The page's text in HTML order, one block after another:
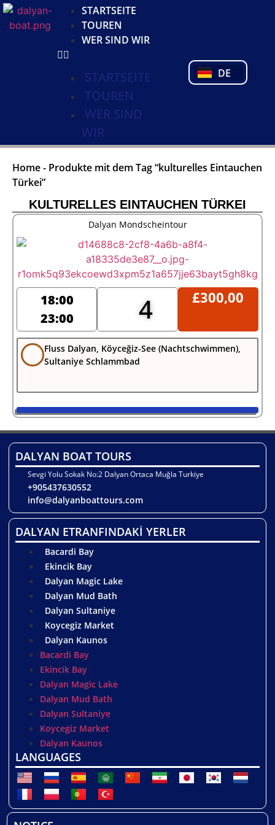
STARTSEITE
TOUREN
WER SIND WIR
STARTSEITE
TOUREN
WER SIND
WIR
DE
PT
TR
Home- Produkte mit dem Tag “kulturelles Eintauchen
Türkei”
KULTURELLES EINTAUCHEN TÜRKEI
Dalyan Mondscheintour
18:00
23:00
4 £300,00
Fluss Dalyan, Köyceğiz-See (Nachtschwimmen),
Sultaniye Schlammbad
DALYAN BOAT TOURS
Sevgi Yolu Sokak No:2 Dalyan Ortaca Muğla Turkiye
+905437630552
info@dalyanboattours.com
DALYAN ETRANFINDAKİ YERLER
Bacardi Bay
Ekincik Bay
Dalyan Magic Lake
Dalyan Mud Bath
Dalyan Sultaniye
Koycegiz Market
Dalyan Kaunos
Bacardi Bay
Ekincik Bay
Dalyan Magic Lake
Dalyan Mud Bath
Dalyan Sultaniye
Koycegiz Market
Dalyan Kaunos
LANGUAGES